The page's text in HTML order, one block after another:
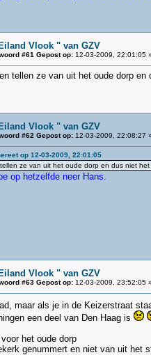
Vlook " van GZV
#61 Gepost op:12-03-2009, 22:01:05 »
tellen ze van uit het oude dorp
Vlook " van GZV
#62 Gepost op:12-03-2009, 22:08:27 »
op 12-03-2009, 22:01:05
ze van uit het oude dorp en dus niet het
op hetzelfde neer Hans.
Vlook " van GZV
#63 Gepost op:12-03-2009, 23:52:05 »
maar als je in de Keizerstraat
een deel van Den Haag is
het oude dorp
genummert en niet van uit het